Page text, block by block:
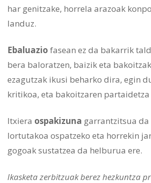
har genitzake, horrela arazoak
landuz.
Ebaluazio fasean ez da bakarrik
bera baloratzen, baizik eta
ezagutzak ikusi beharko dira, egin
kritikoa, eta bakoitzaren
Itxiera ospakizuna garrantzitsua da
lortutakoa ospatzeko eta horrekin
gogoak sustatzea da helburua ere.
Ikasketa zerbitzuak berez hezkuntza